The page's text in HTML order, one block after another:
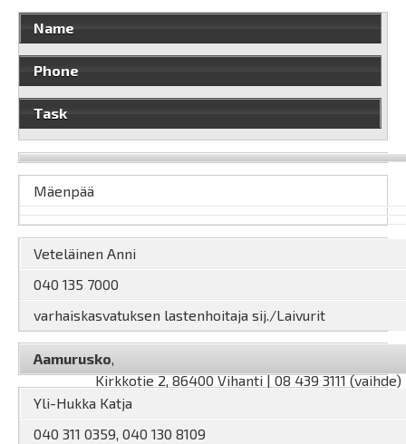
Name
Phone
Task
Mäenpää
Veteläinen Anni
040 135 7000
varhaiskasvatuksen lastenhoitaja sij./Laivurit
Aamurusko,
Kirkkotie 2, 86400 Vihanti | 08 439 3111 (vaihde)
Yli-Hukka Katja
040 311 0359, 040 130 8109